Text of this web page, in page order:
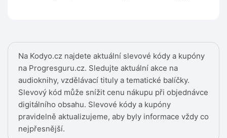
Na Kodyo.cz najdete aktuální slevové kódy a kupóny
na Progresguru.cz. Sledujte aktuální akce na
audioknihy, vzdělávací tituly a tematické balíčky.
Slevový kód může snížit cenu nákupu při objednávce
digitálního obsahu. Slevové kódy a kupóny
pravidelně aktualizujeme, aby byly informace vždy co
nejpřesnější.